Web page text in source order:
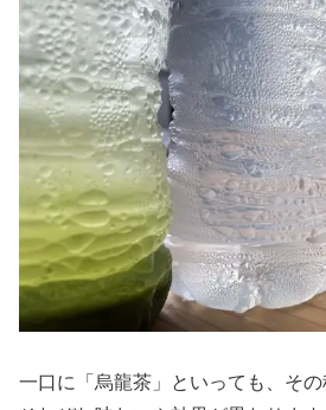
一口に「烏龍茶」といっても、その